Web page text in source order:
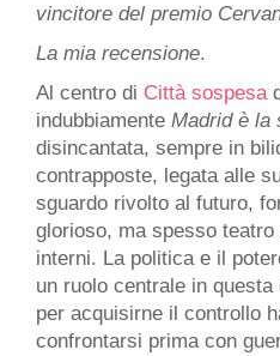
vincitore del premio
La mia recensione.
Al centro di Città sospesa
indubbiamente Madrid è la
disincantata, sempre in
contrapposte, legata alle
sguardo rivolto al futuro,
glorioso, ma spesso
interni. La politica e il
un ruolo centrale in
per acquisirne il controllo
confrontarsi prima con